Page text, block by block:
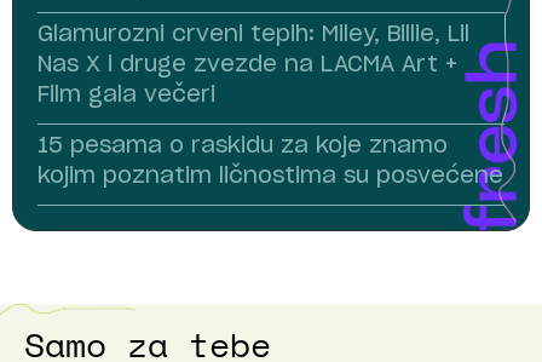
Glamurozni crveni tepih: Miley, Billie, Lil
Nas X i druge zvezde na LACMA Art +
Film gala večeri
15 pesama o raskidu za koje znamo
kojim poznatim ličnostima su posvećene
Samo za tebe